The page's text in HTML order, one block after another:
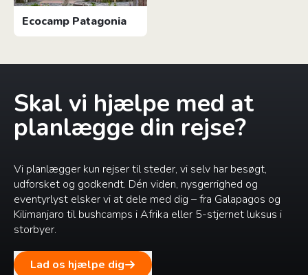
Ecocamp Patagonia
Skal vi hjælpe med at
planlægge din rejse?
Vi planlægger kun rejser til steder, vi selv har besøgt,
udforsket og godkendt. Dén viden, nysgerrighed og
eventyrlyst elsker vi at dele med dig – fra Galapagos og
Kilimanjaro til bushcamps i Afrika eller 5-stjernet luksus i
storbyer.
Lad os hjælpe dig